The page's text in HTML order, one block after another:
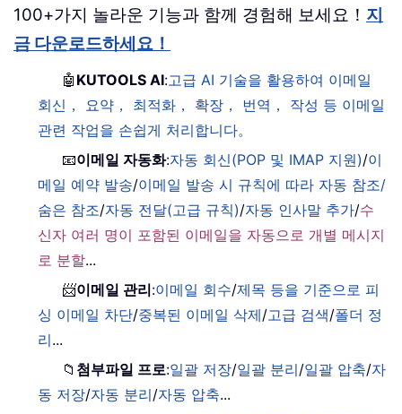
100+가지 놀라운 기능과 함께 경험해 보세요！ 지
금 다운로드하세요！
🤖 KUTOOLS AI:고급 AI 기술을 활용하여 이메일
회신， 요약， 최적화， 확장， 번역， 작성 등 이메일
관련 작업을 손쉽게 처리합니다。
📧이메일 자동화:자동 회신(POP 및 IMAP 지원)/이
메일 예약 발송/이메일 발송 시 규칙에 따라 자동 참조/
숨은 참조/자동 전달(고급 규칙)/자동 인사말 추가/수
신자 여러 명이 포함된 이메일을 자동으로 개별 메시지
로 분할...
📨이메일 관리:이메일 회수/제목 등을 기준으로 피
싱 이메일 차단/중복된 이메일 삭제/고급 검색/폴더 정
리...
📁 첨부파일 프로:일괄 저장/일괄 분리/일괄 압축/자
동 저장/자동 분리/자동 압축...